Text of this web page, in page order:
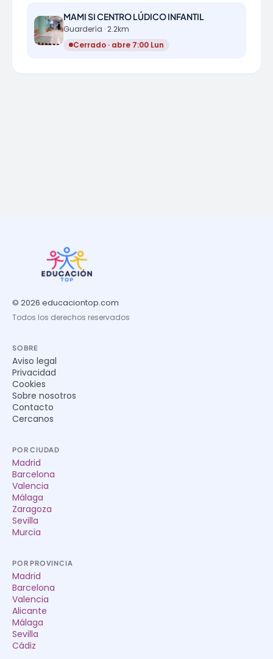
MAMI SI CENTRO LÚDICO INFANTIL
Guardería · 2.2km
Cerrado · abre 7:00 Lun
© 2026 educaciontop.com
Todos los derechos reservados
SOBRE
Aviso legal
Privacidad
Cookies
Sobre nosotros
Contacto
Cercanos
POR CIUDAD
Madrid
Barcelona
Valencia
Málaga
Zaragoza
Sevilla
Murcia
POR PROVINCIA
Madrid
Barcelona
Valencia
Alicante
Málaga
Sevilla
Cádiz